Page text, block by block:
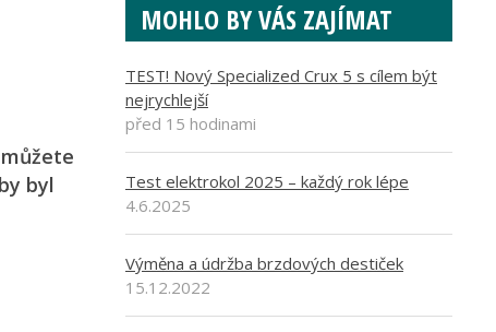
byl
MOHLO BY VÁS ZAJÍMAT
TEST! Nový Specialized Crux 5 s cílem být
nejrychlejší
před 15 hodinami
Test elektrokol 2025 – každý rok lépe
4.6.2025
Výměna a údržba brzdových destiček
15.12.2022